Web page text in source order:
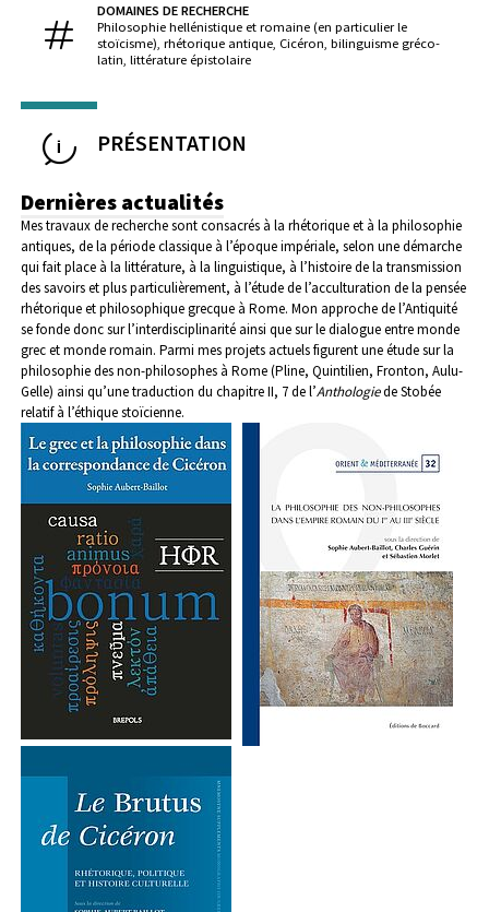
DOMAINES DE RECHERCHE
Philosophie hellénistique et romaine (en particulier le
stoïcisme), rhétorique antique, Cicéron, bilinguisme gréco-
latin, littérature épistolaire
PRÉSENTATION
Dernières actualités
Mes travaux de recherche sont consacrés à la rhétorique et à la philosophie
antiques, de la période classique à l’époque impériale, selon une démarche
qui fait place à la littérature, à la linguistique, à l’histoire de la transmission
des savoirs et plus particulièrement, à l’étude de l’acculturation de la pensée
rhétorique et philosophique grecque à Rome. Mon approche de l’Antiquité
se fonde donc sur l’interdisciplinarité ainsi que sur le dialogue entre monde
grec et monde romain. Parmi mes projets actuels figurent une étude sur la
philosophie des non-philosophes à Rome (Pline, Quintilien, Fronton, Aulu-
Gelle) ainsi qu’une traduction du chapitre II, 7 de l’Anthologiede Stobée
relatif à l’éthique stoïcienne.